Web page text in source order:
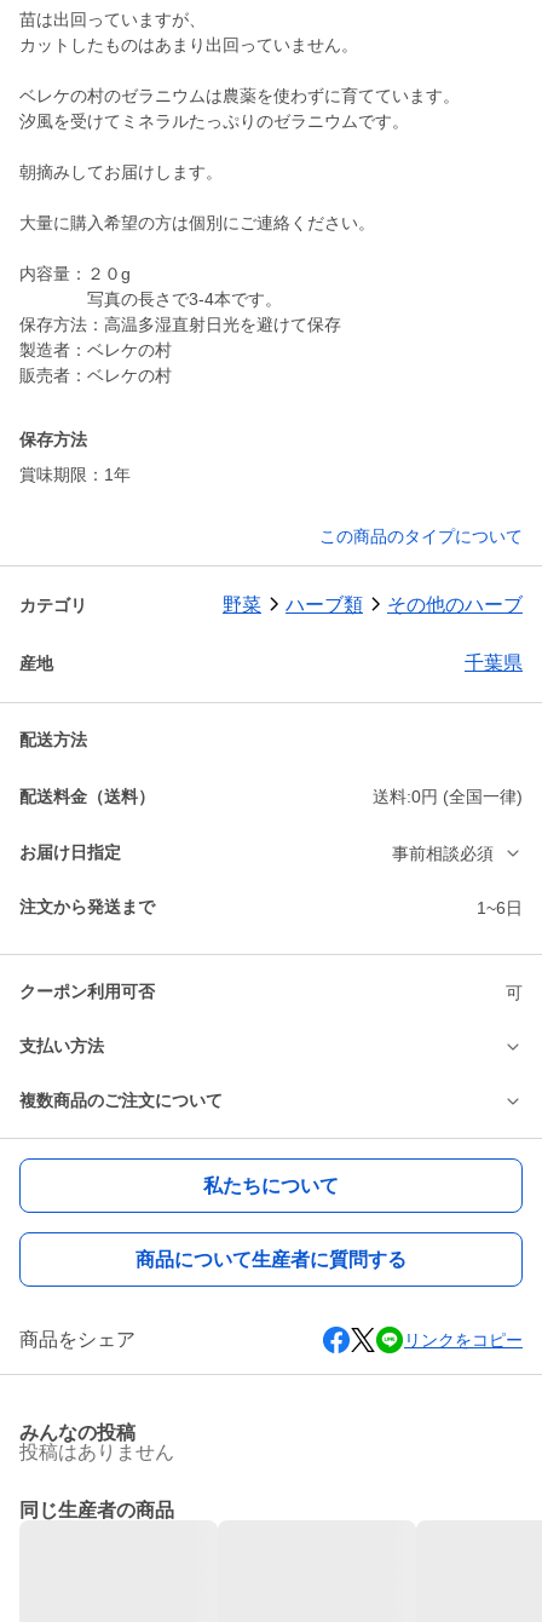
苗は出回っていますが、
カットしたものはあまり出回っていません。
ベレケの村のゼラニウムは農薬を使わずに育てています。
汐風を受けてミネラルたっぷりのゼラニウムです。
朝摘みしてお届けします。
大量に購入希望の方は個別にご連絡ください。
内容量：２０g
写真の長さで3-4本です。
保存方法：高温多湿直射日光を避けて保存
製造者：ベレケの村
販売者：ベレケの村
保存方法
賞味期限：1年
この商品のタイプについて
カテゴリ 野菜 ハーブ類 その他のハーブ
産地 千葉県
配送方法
配送料金（送料） 送料:0円 (全国一律)
お届け日指定 事前相談必須
注文から発送まで 1~6日
クーポン利用可否 可
支払い方法
複数商品のご注文について
私たちについて
商品について生産者に質問する
商品をシェア リンクをコピー
みんなの投稿
投稿はありません
同じ生産者の商品